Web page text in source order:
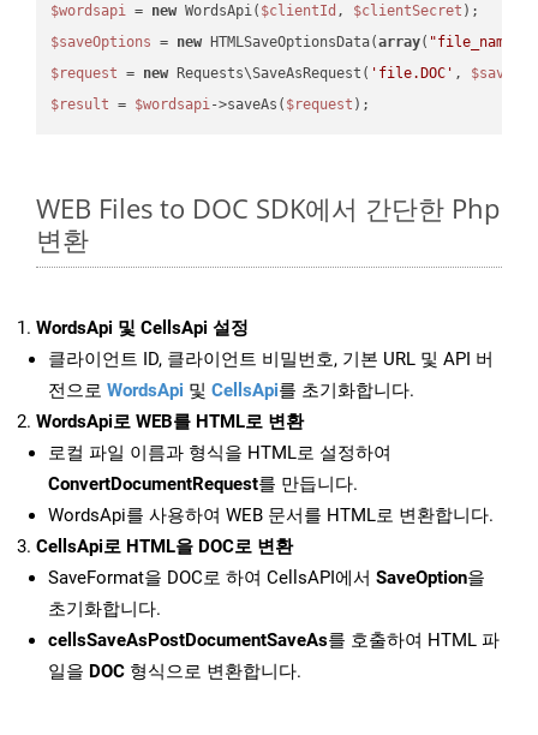
$wordsapi = new WordsApi( $clientId , $clientSecret
$saveOptions = new HTMLSaveOptionsData(array( "file_name"
$request = new Requests\SaveAsRequest( 'file.DOC' ,
$result = $wordsapi->saveAs( $request
WEB Files to DOC SDK에서 간단한 Php
변환
WordsApi 및 CellsApi 설정
클라이언트 ID, 클라이언트 비밀번호, 기본 URL 및 API 버
전으로 WordsApi 및 CellsApi를 초기화합니다.
WordsApi로 WEB를 HTML로 변환
로컬 파일 이름과 형식을 HTML로 설정하여
ConvertDocumentRequest를 만듭니다.
WordsApi를 사용하여 WEB 문서를 HTML로 변환합니다.
CellsApi로 HTML을 DOC로 변환
SaveFormat을 DOC로 하여 CellsAPI에서 SaveOption을
초기화합니다.
cellsSaveAsPostDocumentSaveAs를 호출하여 HTML 파
일을 DOC 형식으로 변환합니다.